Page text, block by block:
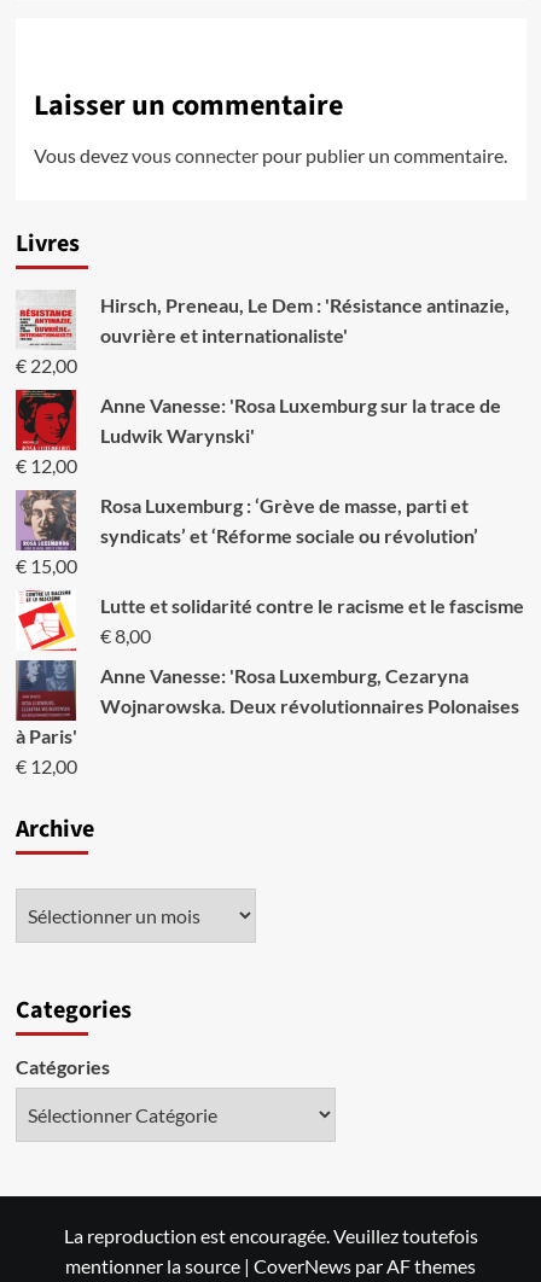
Laisser un commentaire
Vous devezvous connecterpour publier un commentaire.
Livres
Hirsch, Preneau, Le Dem : 'Résistance antinazie,
ouvrière et internationaliste'
€22,00
Anne Vanesse: 'Rosa Luxemburg sur la trace de
Ludwik Warynski'
€12,00
Rosa Luxemburg : ‘Grève de masse, parti et
syndicats’ et ‘Réforme sociale ou révolution’
€15,00
Lutte et solidarité contre le racisme et le fascisme
€8,00
Anne Vanesse: 'Rosa Luxemburg, Cezaryna
Wojnarowska. Deux révolutionnaires Polonaises
à Paris'
€12,00
Archive
Categories
Catégories
La reproduction est encouragée. Veuillez toutefois
mentionner la source | CoverNews par AF themes